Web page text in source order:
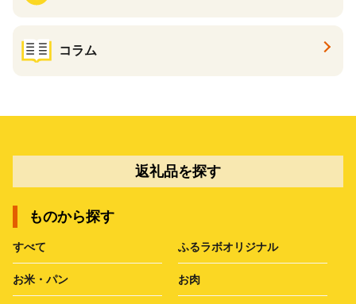
コラム
返礼品を探す
ものから探す
すべて ふるラボオリジナル
お米・パン お肉